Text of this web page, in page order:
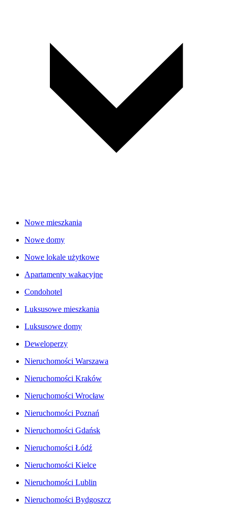
Nowe mieszkania
Nowe domy
Nowe lokale użytkowe
Apartamenty wakacyjne
Condohotel
Luksusowe mieszkania
Luksusowe domy
Deweloperzy
Nieruchomości Warszawa
Nieruchomości Kraków
Nieruchomości Wrocław
Nieruchomości Poznań
Nieruchomości Gdańsk
Nieruchomości Łódź
Nieruchomości Kielce
Nieruchomości Lublin
Nieruchomości Bydgoszcz